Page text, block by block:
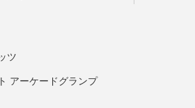
ツ
アーケードグランプ